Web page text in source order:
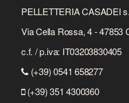
PELLETTERIA CASADEI
Via Cella Rossa, 4 - 47853
c.f. / p.iva: IT03203830405
(+39) 0541 658277
(+39) 351 4300360